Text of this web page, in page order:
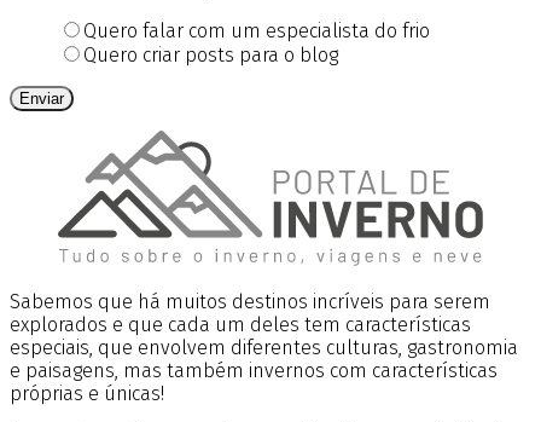
Quero falar com um especialista do frio
Quero criar posts para o blog
Enviar
Sabemos que há muitos destinos incríveis para serem
explorados e que cada um deles tem características
especiais, que envolvem diferentes culturas, gastronomia
e paisagens, mas também invernos com características
próprias e únicas!